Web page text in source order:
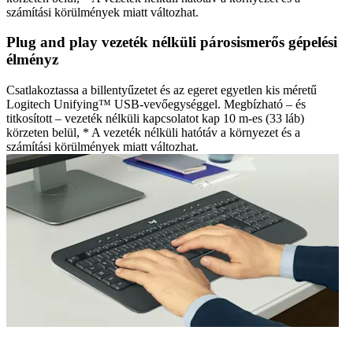
számítási körülmények miatt változhat.
Plug and play vezeték nélküli párosismerős gépelési
élményz
Csatlakoztassa a billentyűzetet és az egeret egyetlen kis méretű
Logitech Unifying™ USB-vevőegységgel. Megbízható – és
titkosított – vezeték nélküli kapcsolatot kap 10 m-es (33 láb)
körzeten belül, * A vezeték nélküli hatótáv a környezet és a
számítási körülmények miatt változhat.